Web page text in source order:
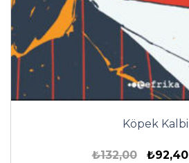
Köpek Kalbi
₺132,00 ₺92,40